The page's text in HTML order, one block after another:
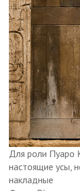
Для роли Пуаро
настоящие усы,
накладные